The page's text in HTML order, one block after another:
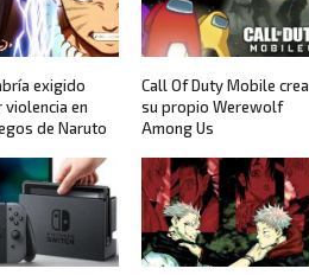
exigido
violencia en
de Naruto
Call Of Duty Mobile crea
su propio Werewolf
Among Us